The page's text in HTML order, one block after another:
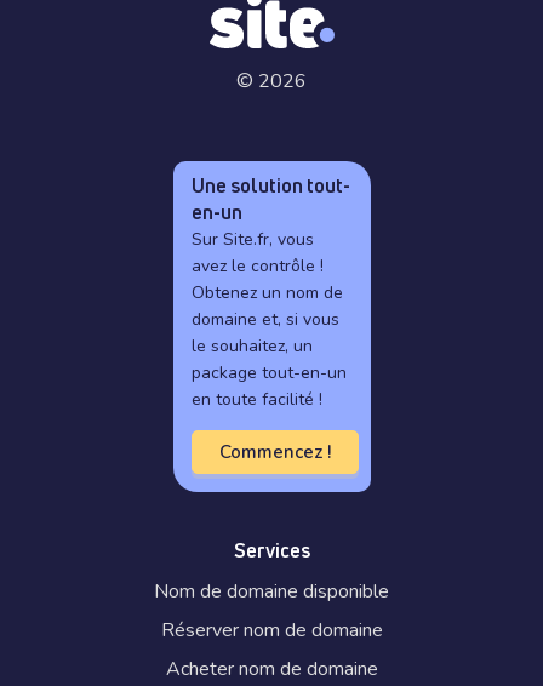
© 2026
Une solution tout-
en-un
Sur Site.fr, vous
avez le contrôle !
Obtenez un nom de
domaine et, si vous
le souhaitez, un
package tout-en-un
en toute facilité !
Commencez !
Services
Nom de domaine disponible
Réserver nom de domaine
Acheter nom de domaine